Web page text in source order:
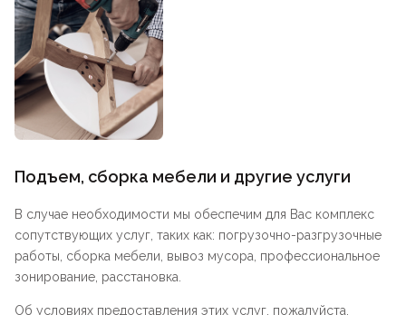
Подъем, сборка мебели и другие услуги
В случае необходимости мы обеспечим для Вас комплекс
сопутствующих услуг, таких как: погрузочно-разгрузочные
работы, сборка мебели, вывоз мусора, профессиональное
зонирование, расстановка.
Об условиях предоставления этих услуг, пожалуйста,